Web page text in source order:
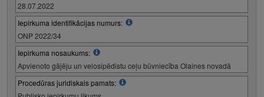
28.07.2022
Iepirkuma identifikācijas numurs:
ONP 2022/34
Iepirkuma nosaukums:
Apvienoto gājēju un velosipēdistu ceļu būvniecība Olaines novadā
Procedūras juridiskais pamats: